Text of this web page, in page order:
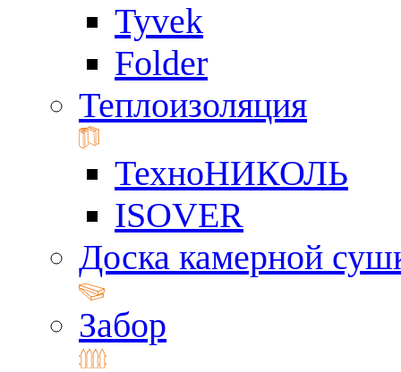
Tyvek
Folder
Теплоизоляция
ТехноНИКОЛЬ
ISOVER
Доска камерной
Забор